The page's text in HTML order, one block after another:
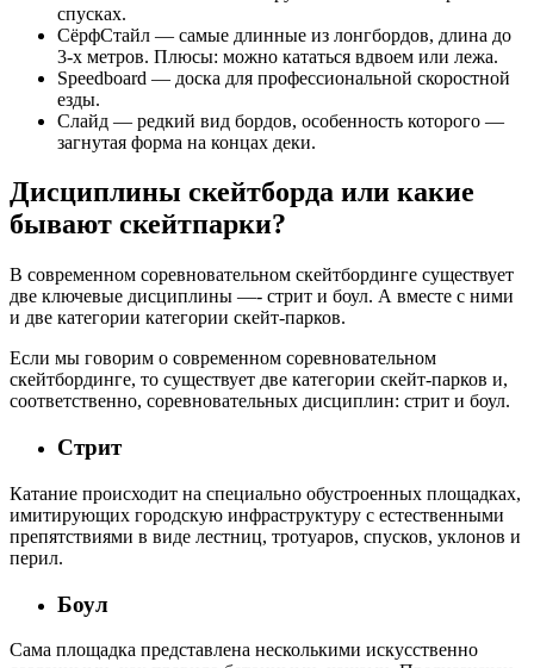
спусках.
СёрфСтайл — самые длинные из лонгбордов, длина до
3-х метров. Плюсы: можно кататься вдвоем или лежа.
Speedboard — доска для профессиональной скоростной
езды.
Слайд — редкий вид бордов, особенность которого —
загнутая форма на концах деки.
Дисциплины скейтборда или какие
бывают скейтпарки?
В современном соревновательном скейтбординге существует
две ключевые дисциплины —- стрит и боул. А вместе с ними
и две категории категории скейт-парков.
Если мы говорим о современном соревновательном
скейтбординге, то существует две категории скейт-парков и,
соответственно, соревновательных дисциплин: стрит и боул.
Стрит
Катание происходит на специально обустроенных площадках,
имитирующих городскую инфраструктуру с естественными
препятствиями в виде лестниц, тротуаров, спусков, уклонов и
перил.
Боул
Сама площадка представлена несколькими искусственно